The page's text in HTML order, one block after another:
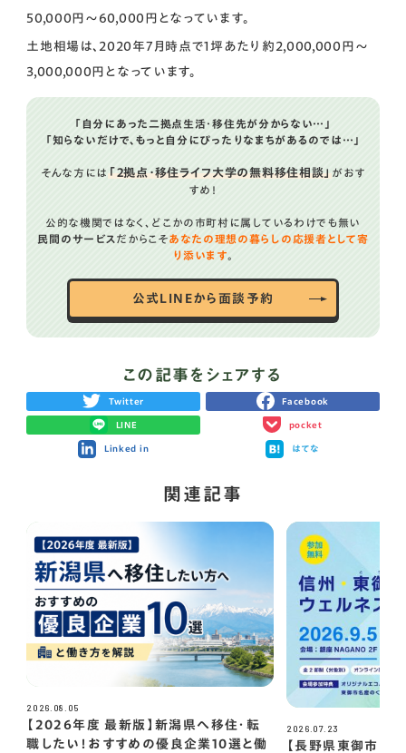
50,000円～60,000円となっています。
土地相場は、2020年7月時点で1坪あたり約2,000,000円～
3,000,000円となっています。
「自分にあった二拠点生活・移住先が分からない…」
「知らないだけで、もっと自分にぴったりなまちがあるのでは…」
そんな方には「２拠点・移住ライフ大学の無料移住相談」がおす
すめ！
公的な機関ではなく、どこかの市町村に属しているわけでも無い
民間のサービス だからこそあなたの理想の暮らしの応援者として寄
り添います。
公式LINEから面談予約
この記事をシェアする
Twitter Facebook
LINE pocket
Linked in はてな
関連記事
2026.08.05
【2026年度 最新版】新潟県へ移住・転
職したい！おすすめの優良企業10選と働
2026.07.23
【長野県東御市】